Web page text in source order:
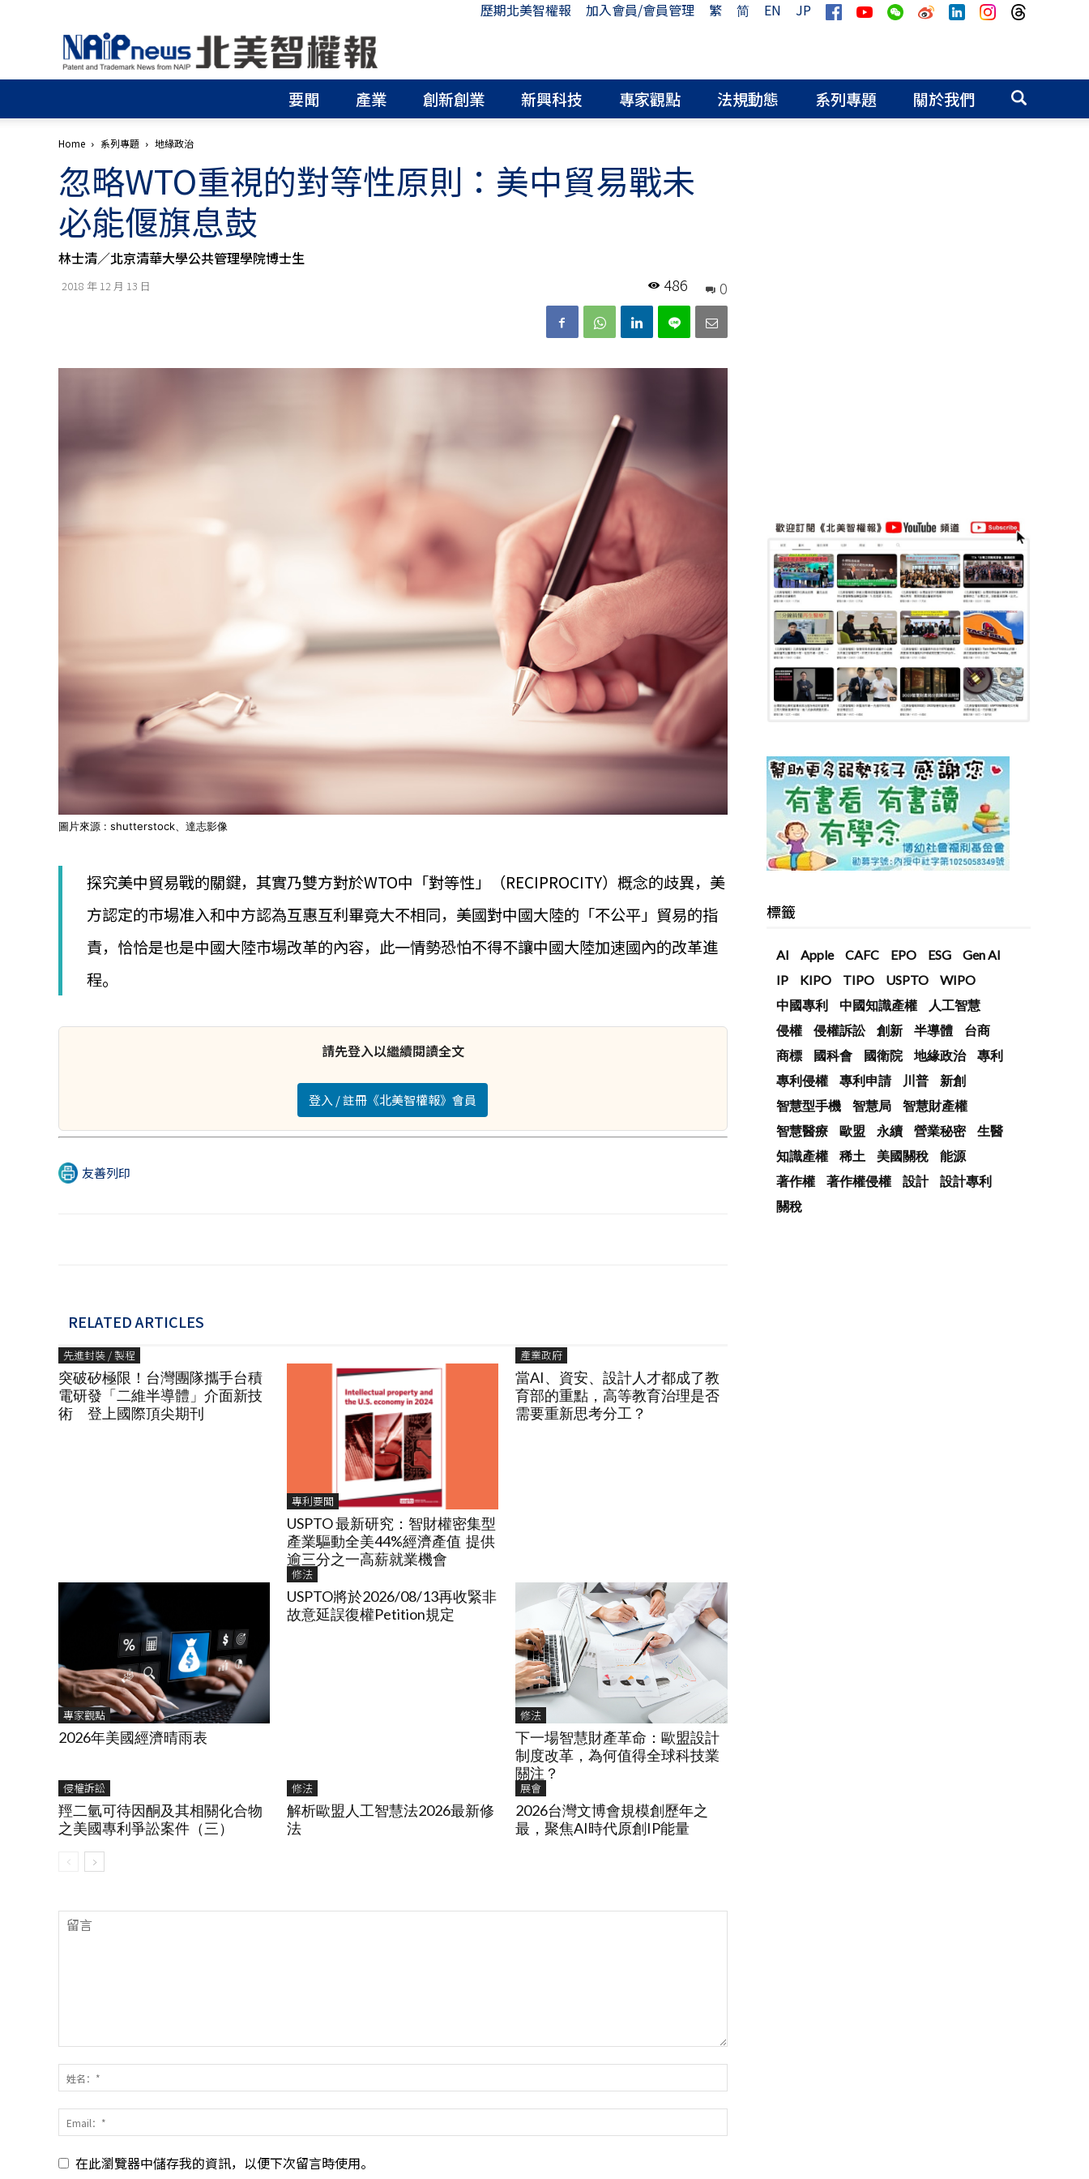
歷期北美智權報 加入會員/會員管理 繁 简 EN
JP
北
美
智
權
│
申
請
│
商
標
申
請
│
佈
利
要聞 產業 創新創業 新興科技 專家觀點 法規動態 系列專題 關於我們
Home 系列專題 地緣政治
忽略WTO重視的對等性原則：美中貿易戰未
必能偃旗息鼓
林士清／北京清華大學公共管理學院博士生
2018 年 12 月 13 日 0
486
圖片來源 : shutterstock、達志影像
探究美中貿易戰的關鍵，其實乃雙方對於WTO中「對等性」（RECIPROCITY）概念的歧異，美
方認定的市場准入和中方認為互惠互利畢竟大不相同，美國對中國大陸的「不公平」貿易的指
責，恰恰是也是中國大陸市場改革的內容，此一情勢恐怕不得不讓中國大陸加速國內的改革進
程。
請先登入以繼續閱讀全文
登入 / 註冊《北美智權報》會員
友善列印
RELATED ARTICLES
先進封裝 / 製程
突破矽極限！台灣團隊攜手台積
電研發「二維半導體」介面新技
術 登上國際頂尖期刊
專利要聞
USPTO 最新研究：智財權密集型
產業驅動全美44%經濟產值 提供
逾三分之一高薪就業機會
產業政府
當AI、資安、設計人才都成了教
育部的重點，高等教育治理是否
需要重新思考分工？
專家觀點
2026年美國經濟晴雨表
修法
USPTO將於2026/08/13再收緊非
故意延誤復權Petition規定
修法
下一場智慧財產革命：歐盟設計
制度改革，為何值得全球科技業
關注？
侵權訴訟
羥二氫可待因酮及其相關化合物
之美國專利爭訟案件（三）
修法
解析歐盟人工智慧法2026最新修
法
展會
2026台灣文博會規模創歷年之
最，聚焦AI時代原創IP能量
在此瀏覽器中儲存我的資訊，以便下次留言時使用。
標籤
AI Apple CAFC EPO ESG
Gen AI
IP
KIPO TIPO USPTO
WIPO
中國專利
中國知識產權
人工智慧
侵權
侵權訴訟 創新 半導體
台商
商標
國科會 國衛院 地緣政治
專利
專利侵權
專利申請 川普
新創
智慧型手機
智慧局
智慧財產權
智慧醫療
歐盟 永續 營業秘密
生醫
知識產權
稀土 美國關稅
能源
著作權
著作權侵權 設計
設計專利
關稅